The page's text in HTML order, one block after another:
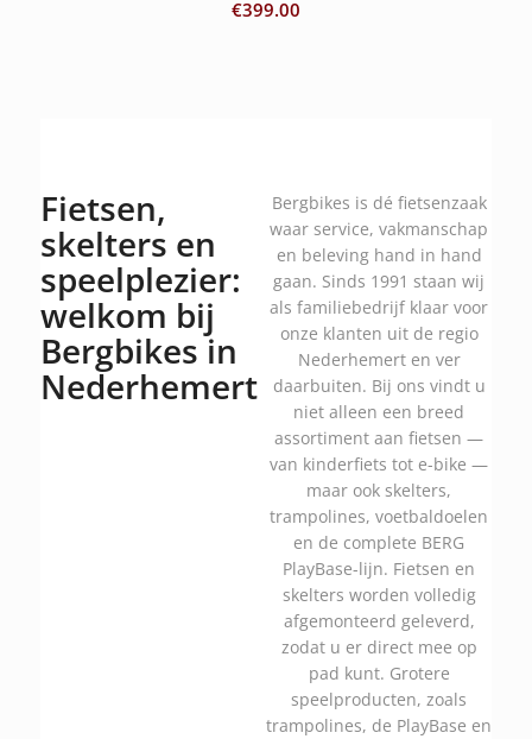
€399.00
Fietsen,
skelters en
speelplezier:
welkom bij
Bergbikes in
Nederhemert
Bergbikes is dé fietsenzaak
waar service, vakmanschap
en beleving hand in hand
gaan. Sinds 1991 staan wij
als familiebedrijf klaar voor
onze klanten uit de regio
Nederhemert en ver
daarbuiten. Bij ons vindt u
niet alleen een breed
assortiment aan fietsen —
van kinderfiets tot e-bike —
maar ook skelters,
trampolines, voetbaldoelen
en de complete BERG
PlayBase-lijn. Fietsen en
skelters worden volledig
afgemonteerd geleverd,
zodat u er direct mee op
pad kunt. Grotere
speelproducten, zoals
trampolines, de PlayBase en